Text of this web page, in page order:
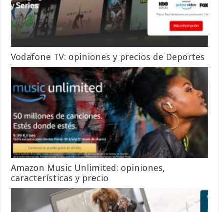
Vodafone TV: opiniones y precios de Deportes
Amazon Music Unlimited: opiniones,
características y precio